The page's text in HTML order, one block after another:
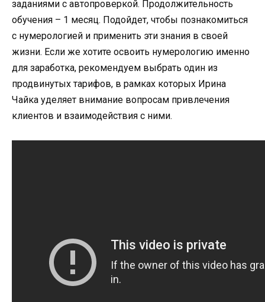
заданиями с автопроверкой. Продолжительность
обучения – 1 месяц. Подойдет, чтобы познакомиться
с нумерологией и применить эти знания в своей
жизни. Если же хотите освоить нумерологию именно
для заработка, рекомендуем выбрать один из
продвинутых тарифов, в рамках которых Ирина
Чайка уделяет внимание вопросам привлечения
клиентов и взаимодействия с ними.